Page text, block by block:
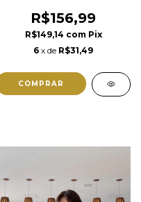
R$156,99
R$149,14 com Pix
6 x de R$31,49
COMPRAR